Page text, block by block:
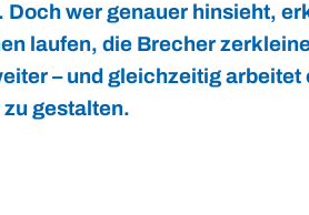
wer genauer hinsieht,
laufen, die Brecher
– und gleichzeitig
gestalten.